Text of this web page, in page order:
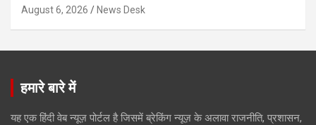
August 6, 2026 News Desk
हमारे बारे में
यह एक हिंदी वेब न्यूज़ पोर्टल है जिसमें ब्रेकिंग न्यूज़ के अलावा राजनीति, प्रशासन,